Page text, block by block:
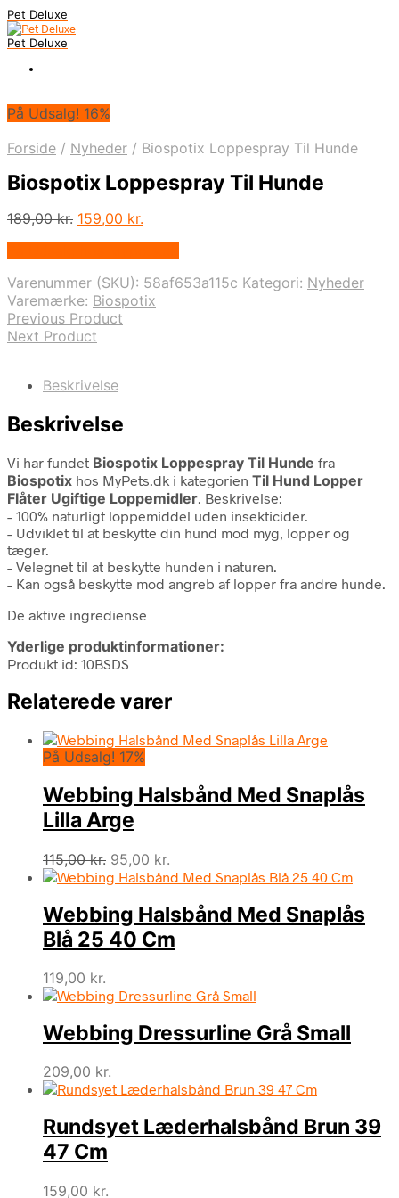
Pet Deluxe
Pet Deluxe
På Udsalg! 16%
Forside / Nyheder / Biospotix Loppespray Til Hunde
Biospotix Loppespray Til Hunde
189,00kr. Den
189,00 kr..
159,00 kr.
159,00 kr..
Varenummer (SKU): 58af653a115c Kategori: Nyheder
Varemærke: Biospotix
Previous Product
Next Product
Beskrivelse
Beskrivelse
Vi har fundet Biospotix Loppespray Til Hunde fra
Biospotix hos MyPets.dk i kategorien Til Hund Lopper
Flåter Ugiftige Loppemidler. Beskrivelse:
– 100% naturligt loppemiddel uden insekticider.
– Udviklet til at beskytte din hund mod myg, lopper og
tæger.
– Velegnet til at beskytte hunden i naturen.
– Kan også beskytte mod angreb af lopper fra andre hunde.
De aktive ingrediense
Yderlige produktinformationer:
Produkt id: 10BSDS
Relaterede varer
På Udsalg! 17%
Webbing Halsbånd Med Snaplås
Lilla Arge
115,00kr. Den
oprindelige
var:
115,00 kr..
95,00 kr.
aktuelle
er:
95,00 kr..
Webbing Halsbånd Med Snaplås
Blå 25 40 Cm
119,00 kr.
Webbing Dressurline Grå Small
209,00 kr.
Rundsyet Læderhalsbånd Brun 39
47 Cm
159,00 kr.